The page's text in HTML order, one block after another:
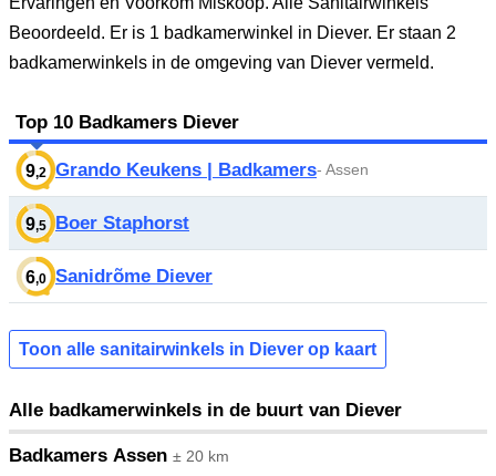
Beoordeeld. Er is 1 badkamerwinkel in Diever. Er staan 2
badkamerwinkels in de omgeving van Diever vermeld.
Top 10 Badkamers Diever
9,2 Grando Keukens | Badkamers- Assen
9,5 Boer Staphorst
6,0 Sanidrõme Diever
Toon alle sanitairwinkels in Diever op kaart
Alle badkamerwinkels in de buurt van Diever
Badkamers Assen ± 20 km